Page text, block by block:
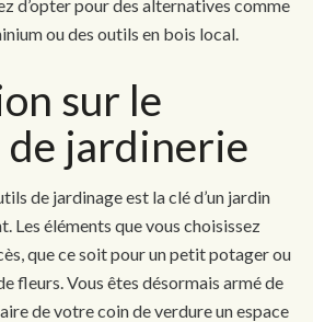
d’opter pour des alternatives comme
ou des outils en bois local.
sur le
jardinerie
de jardinage est la clé d’un jardin
Les éléments que vous choisissez
que ce soit pour un petit potager ou
fleurs. Vous êtes désormais armé de
de votre coin de verdure un espace